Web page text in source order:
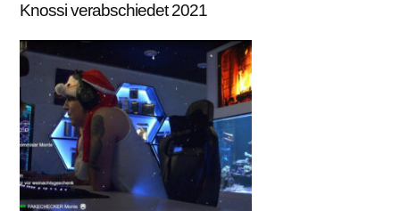
Knossi verabschiedet 2021